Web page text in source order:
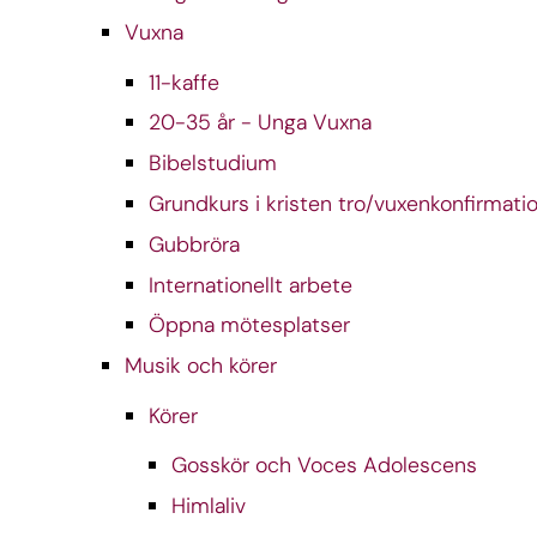
Vuxna
11-kaffe
20-35 år - Unga Vuxna
Bibelstudium
Grundkurs i kristen tro/
Gubbröra
Internationellt arbete
Öppna mötesplatser
Musik och körer
Körer
Gosskör och Voces Adolescens
Himlaliv